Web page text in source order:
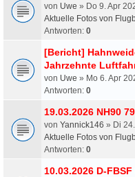
von Uwe » Do 9. Apr
Aktuelle Fotos von
Antworten: 0
[Bericht]
Jahrzehnte
von Uwe » Mo 6. Apr
Antworten: 0
19.03.2026 NH90
von Yannick146 » Di
Aktuelle Fotos von
Antworten: 0
10.03.2026 D-